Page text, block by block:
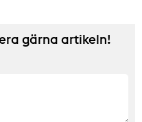
gärna artikeln!